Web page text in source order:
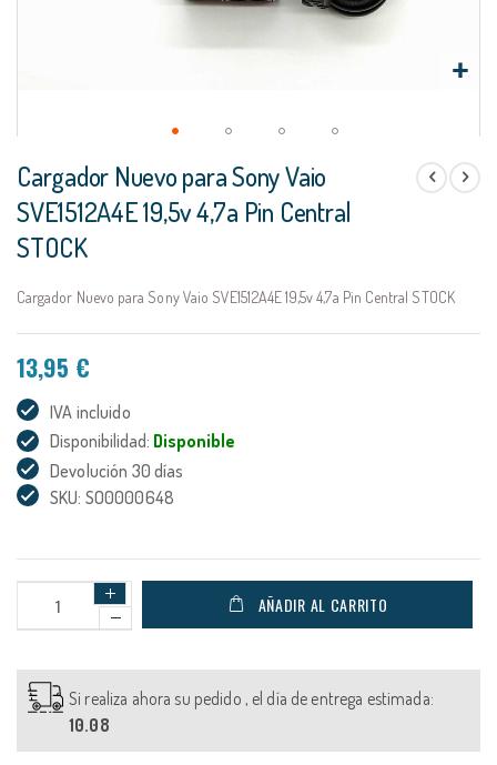
al
comienzo
de
la
galería
de
imágenes
Cargador Nuevo para Sony Vaio
SVE1512A4E 19,5v 4,7a Pin Central
STOCK
Cargador Nuevo para Sony Vaio SVE1512A4E 19,5v 4,7a Pin Central STOCK
13,95 €
IVA incluido
Disponibilidad: Disponible
Devolución 30 días
SKU: SO0000648
AÑADIR AL CARRITO
Si realiza ahora su pedido , el día de entrega estimada:
10.08